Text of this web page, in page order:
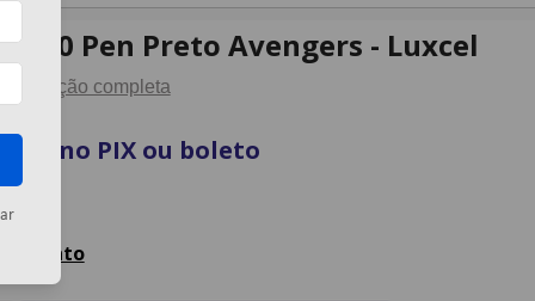
Pen Preto Avengers - Luxcel
Descrição completa
vista no PIX ou boleto